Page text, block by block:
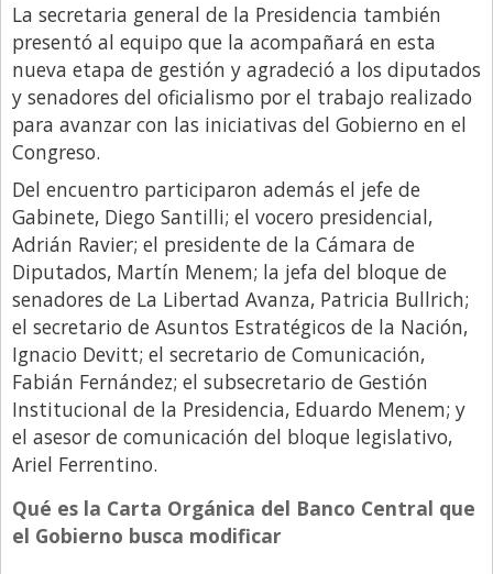
La secretaria general de la Presidencia también
presentó al equipo que la acompañará en esta
nueva etapa de gestión y agradeció a los diputados
y senadores del oficialismo por el trabajo realizado
para avanzar con las iniciativas del Gobierno en el
Congreso.
Del encuentro participaron además el jefe de
Gabinete, Diego Santilli; el vocero presidencial,
Adrián Ravier; el presidente de la Cámara de
Diputados, Martín Menem; la jefa del bloque de
senadores de La Libertad Avanza, Patricia Bullrich;
el secretario de Asuntos Estratégicos de la Nación,
Ignacio Devitt; el secretario de Comunicación,
Fabián Fernández; el subsecretario de Gestión
Institucional de la Presidencia, Eduardo Menem; y
el asesor de comunicación del bloque legislativo,
Ariel Ferrentino.
Qué es la Carta Orgánica del Banco Central que
el Gobierno busca modificar